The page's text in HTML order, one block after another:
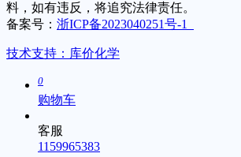
料，如有违反，将追究法律责任。
备案号： 浙ICP备2023040251号-1
技术支持：库价化学
0
购物车
客服
1159965383